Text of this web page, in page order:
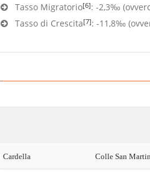
Tasso Migratorio[6]: -2,3‰
Tasso di Crescita[7]: -11,8‰
Cardella Colle San